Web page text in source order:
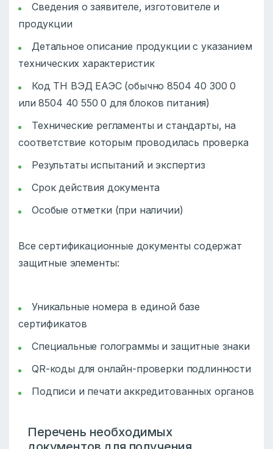
Сведения о заявителе, изготовителе и
продукции
Детальное описание продукции с указанием
технических характеристик
Код ТН ВЭД ЕАЭС (обычно 8504 40 300 0
или 8504 40 550 0 для блоков питания)
Технические регламенты и стандарты, на
соответствие которым проводилась проверка
Результаты испытаний и экспертиз
Срок действия документа
Особые отметки (при наличии)
Все сертификационные документы содержат
защитные элементы:
Уникальные номера в единой базе
сертификатов
Специальные голограммы и защитные знаки
QR-коды для онлайн-проверки подлинности
Подписи и печати аккредитованных органов
Перечень необходимых